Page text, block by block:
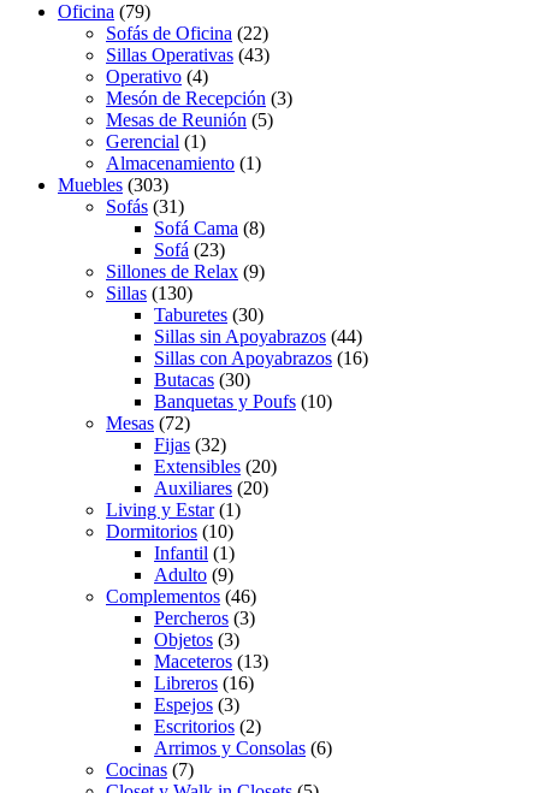
Oficina (79)
Sofás de Oficina (22)
Sillas Operativas (43)
Operativo (4)
Mesón de Recepción (3)
Mesas de Reunión (5)
Gerencial (1)
Almacenamiento (1)
Muebles (303)
Sofás (31)
Sofá Cama (8)
Sofá (23)
Sillones de Relax (9)
Sillas (130)
Taburetes (30)
Sillas sin Apoyabrazos (44)
Sillas con Apoyabrazos (16)
Butacas (30)
Banquetas y Poufs (10)
Mesas (72)
Fijas (32)
Extensibles (20)
Auxiliares (20)
Living y Estar(1)
Dormitorios (10)
Infantil (1)
Adulto (9)
Complementos (46)
Percheros (3)
Objetos (3)
Maceteros (13)
Libreros (16)
Espejos (3)
Escritorios (2)
Arrimos y Consolas (6)
Cocinas (7)